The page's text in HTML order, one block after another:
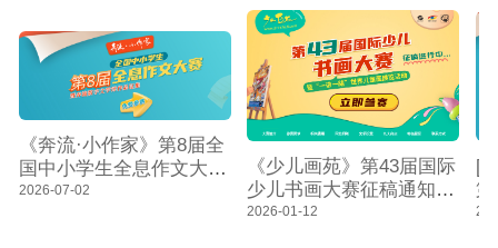
《奔流·小作家》第8届全
国中小学生全息作文大赛
征稿通知暨奔流数字文学
2026-07-02
《少儿画苑》第43届国际
少儿书画大赛征稿通知
暨“一带一路”世界儿童画
2026-01-12
[